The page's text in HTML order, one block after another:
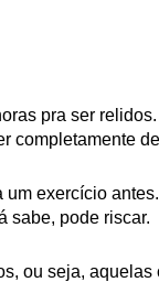
pra ser relidos.
completamente
um exercício antes.
sabe, pode riscar.
ou seja,